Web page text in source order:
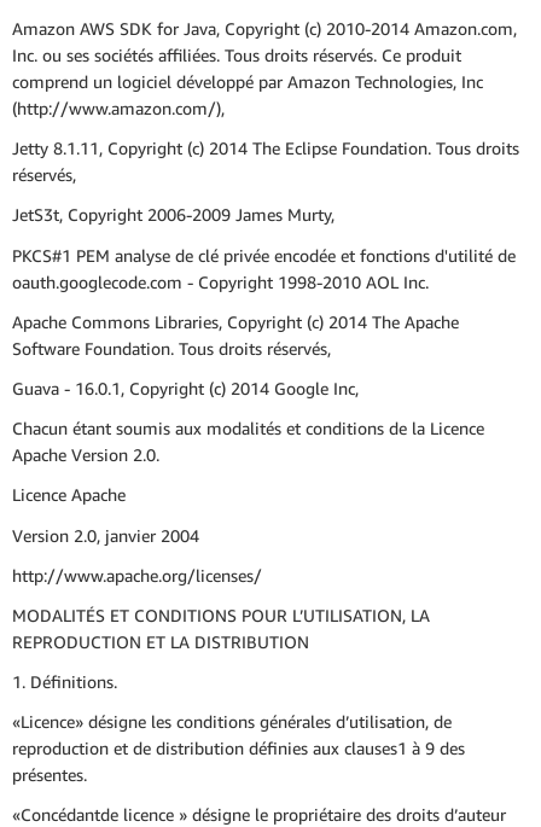
Amazon AWS SDK for Java, Copyright (c) 2010-2014 Amazon.com,
Inc. ou ses sociétés affiliées. Tous droits réservés. Ce produit
comprend un logiciel développé par Amazon Technologies, Inc
(http://www.amazon.com/),
Jetty 8.1.11, Copyright (c) 2014 The Eclipse Foundation. Tous droits
réservés,
JetS3t, Copyright 2006-2009 James Murty,
PKCS#1 PEM analyse de clé privée encodée et fonctions d'utilité de
oauth.googlecode.com - Copyright 1998-2010 AOL Inc.
Apache Commons Libraries, Copyright (c) 2014 The Apache
Software Foundation. Tous droits réservés,
Guava - 16.0.1, Copyright (c) 2014 Google Inc,
Chacun étant soumis aux modalités et conditions de la Licence
Apache Version 2.0.
Licence Apache
Version 2.0, janvier 2004
http://www.apache.org/licenses/
MODALITÉS ET CONDITIONS POUR L’UTILISATION, LA
REPRODUCTION ET LA DISTRIBUTION
1. Définitions.
«Licence» désigne les conditions générales d’utilisation, de
reproduction et de distribution définies aux clauses1 à 9 des
présentes.
«Concédantde licence » désigne le propriétaire des droits d’auteur